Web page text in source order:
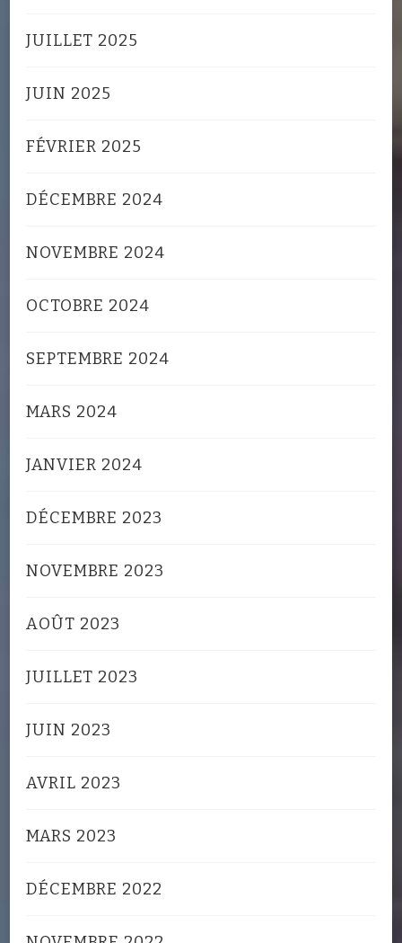
JUILLET 2025
JUIN 2025
FÉVRIER 2025
DÉCEMBRE 2024
NOVEMBRE 2024
OCTOBRE 2024
SEPTEMBRE 2024
MARS 2024
JANVIER 2024
DÉCEMBRE 2023
NOVEMBRE 2023
AOÛT 2023
JUILLET 2023
JUIN 2023
AVRIL 2023
MARS 2023
DÉCEMBRE 2022